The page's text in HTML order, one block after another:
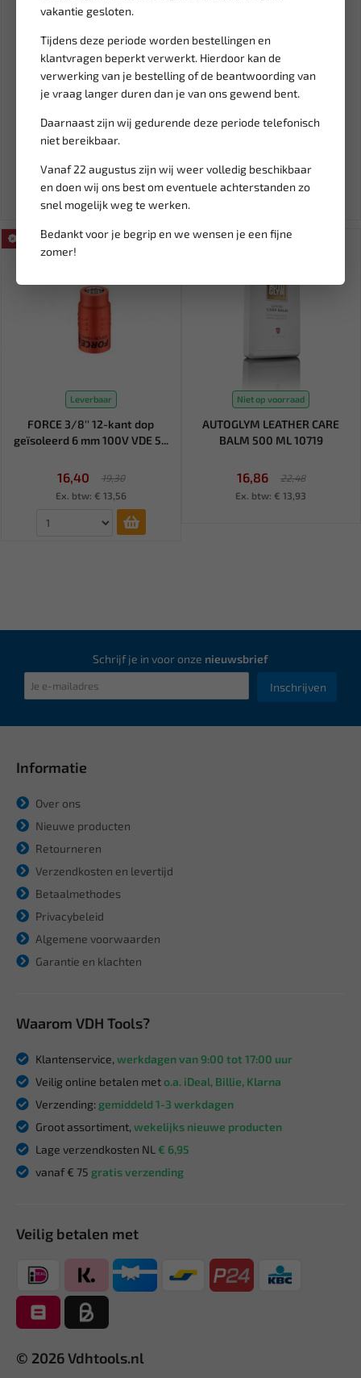
vakantie gesloten.
Tijdens deze periode worden bestellingen en
klantvragen beperkt verwerkt. Hierdoor kan de
verwerking van je bestelling of de beantwoording van
je vraag langer duren dan je van ons gewend bent.
Daarnaast zijn wij gedurende deze periode telefonisch
niet bereikbaar.
Vanaf 22 augustus zijn wij weer volledig beschikbaar
en doen wij ons best om eventuele achterstanden zo
snel mogelijk weg te werken.
Bedankt voor je begrip en we wensen je een fijne
zomer!
Leverbaar
USAG Steekringsleutel met
special profiel X-GRIP 1...
Ex. btw: € 16,10
Leverbaar
FORCE Draagarm bus
gereedschap Ford / Mazda /
Ex. btw: € 344,55
Leverbaar
FORCE 3/8'' 12-kant dop
geïsoleerd 6 mm 100V VDE 5...
16,40
19,30
Ex. btw: € 13,56
SALE!
Niet op voorraad
AUTOGLYM LEATHER CARE
BALM 500 ML 10719
16,86
22,48
Ex. btw: € 13,93
Schrijf je in voor onze nieuwsbrief
Inschrijven
Informatie
Over ons
Nieuwe producten
Retourneren
Verzendkosten en levertijd
Betaalmethodes
Privacybeleid
Algemene voorwaarden
Garantie en klachten
Waarom VDH Tools?
Klantenservice, werkdagen van 9:00 tot 17:00 uur
Veilig online betalen meto.a. iDeal, Billie, Klarna
Verzending: gemiddeld 1-3 werkdagen
Groot assortiment, wekelijks nieuwe producten
Lage verzendkosten NL € 6,95
vanaf € 75 gratis verzending
Veilig betalen met
© 2026 Vdhtools.nl